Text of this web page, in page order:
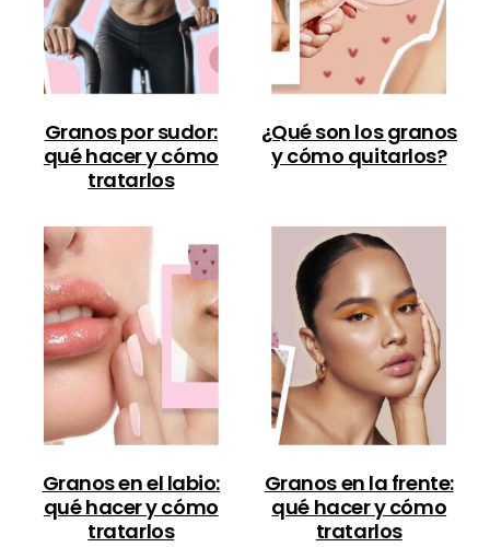
Granos por sudor:
qué hacer y cómo
tratarlos
¿Qué son los granos
y cómo quitarlos?
Granos en el labio:
qué hacer y cómo
tratarlos
Granos en la frente:
qué hacer y cómo
tratarlos